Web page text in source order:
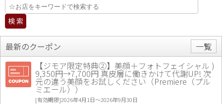
最新のクーポン
一覧
【ジモア限定特典②】美顔＋フォトフェイシャル )
9,350円→7,700円 真皮層に働きかけて代謝UP! 次
元の違う美顔をお試しください（Premiere（プル
ミエール））
[有効期限]2026年4月1日〜2026年9月30日